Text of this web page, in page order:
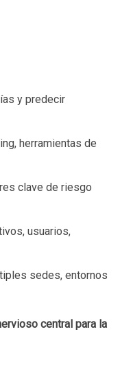
y predecir
herramientas de
clave de riesgo
usuarios,
sedes, entornos
central para la